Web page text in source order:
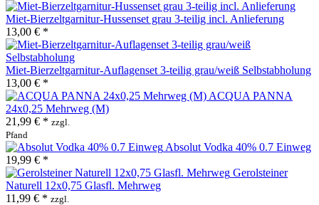
Miet-Bierzeltgarnitur-Hussenset grau 3-teilig incl. Anlieferung
13,00 € *
Miet-Bierzeltgarnitur-Auflagenset 3-teilig grau/weiß Selbstabholung
13,00 € *
ACQUA PANNA
24x0,25 Mehrweg (M)
21,99 € * zzgl.
Pfand
Absolut Vodka 40% 0.7 Einweg
19,99 € *
Gerolsteiner
Naturell 12x0,75 Glasfl. Mehrweg
11,99 € * zzgl.